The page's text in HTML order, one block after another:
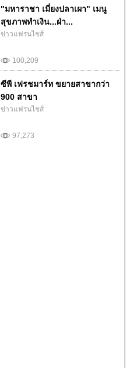
100,209
"มหาราชา เมี่ยงปลาเผา" เมนู
สุขภาพทำเงิน...ฝ่า...
ข่าวแฟรนไชส์
97,273
ซีพี เฟรชมาร์ท ขยายสาขากว่า
900 สาขา
ข่าวแฟรนไชส์